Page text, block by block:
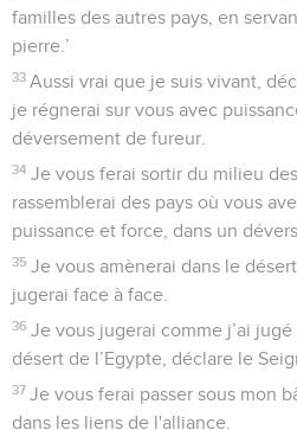
familles des autres pays, en
pierre.’
33 Aussi vrai que je suis vivant,
je régnerai sur vous avec
déversement de fureur.
34 Je vous ferai sortir du milieu
rassemblerai des pays où vous
puissance et force, dans un
35 Je vous amènerai dans le
jugerai face à face.
36 Je vous jugerai comme j’ai
désert de l’Egypte, déclare le
37 Je vous ferai passer sous mon
dans les liens de l'alliance.